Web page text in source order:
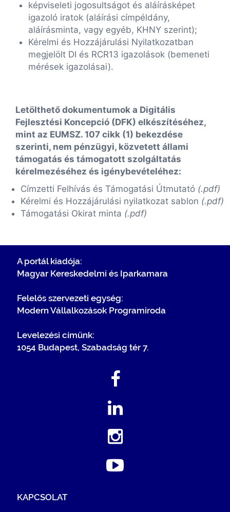
képviseleti jogosultságot és aláírásképet
igazoló iratok (aláírási címpéldány,
aláírásminta, vagy egyéb, KHNY szerint);
Kérelmi és Hozzájárulási Nyilatkozatban
megjelölt DI és RCR13 igazolások (bemeneti
mérések igazolásai).
Letölthető dokumentumok a Digitális
Fejlesztési Koncepció (DFK) elkészítéséhez,
mint az EUMSZ. 107 cikk (1) bekezdése
szerinti, nem pénzügyi, közvetett állami
támogatás és támogatott szolgáltatás
kérelmezéséhez és igénybevételéhez:
Címzetti Felhívás és Támogatási Útmutató (.pdf)
Kérelmi és Hozzájárulási nyilatkozat sablon (.pdf)
Támogatási Okirat minta (.pdf)
A portál kiadója:
Magyar Kereskedelmi és Iparkamara
Felelős szervezeti egység:
Modern Vállalkozások Programiroda
Levelezési címünk:
1054 Budapest, Szabadság tér 7.
KAPCSOLAT